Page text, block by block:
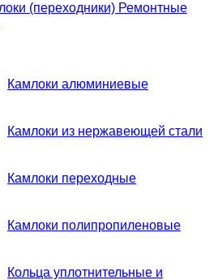
(переходники) Ремонтные
Камлоки алюминиевые
Камлоки из нержавеющей стали
Камлоки переходные
Камлоки полипропиленовые
Кольца уплотнительные и